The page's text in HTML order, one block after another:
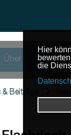
Über uns
Das
News &
& Beiträge